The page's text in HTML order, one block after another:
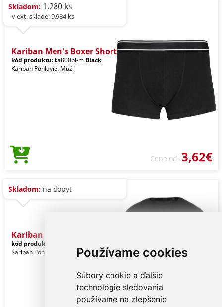
Používame cookies
Súbory cookie a ďalšie
technológie sledovania
používame na zlepšenie
Skladom: 1.280 ks
- v ext. sklade: 9.984 ks
Kariban Men's Boxer Short
kód produktu: ka800bl-m Black
Kariban Pohlavie: Muži
Cena od 3,62€
Skladom: na dopyt
Kariban Men's Short-sleev
kód produktu:
Kariban Pohlavie: Muži